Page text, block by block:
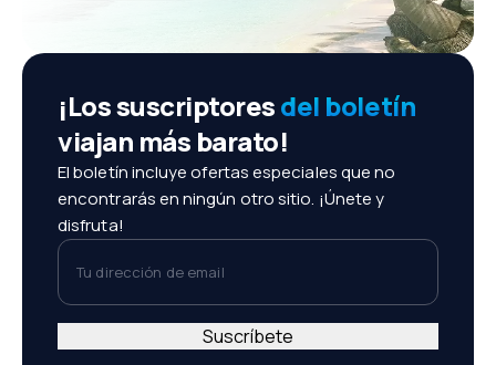
¡Los suscriptoresdel boletín
viajan más barato!
El boletín incluye ofertas especiales que no
encontrarás en ningún otro sitio. ¡Únete y
disfruta!
Tu dirección de email
Suscríbete